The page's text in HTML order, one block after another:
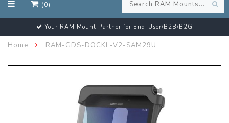
(0)
Your RAM Mount Partner for End-User/B2B/B2G
Home RAM-GDS-DOCKL-V2-SAM29U